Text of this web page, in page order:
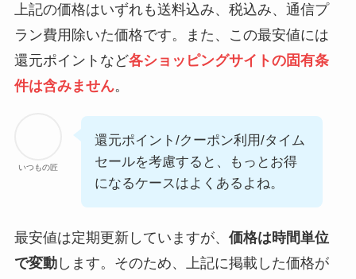
上記の価格はいずれも送料込み、税込み、通信プ
ラン費用除いた価格です。また、この最安値には
還元ポイントなど各ショッピングサイトの固有条
件は含みません。
いつもの匠
還元ポイント/クーポン利用/タイム
セールを考慮すると、もっとお得
になるケースはよくあるよね。
最安値は定期更新していますが、 価格は時間単位
で変動します。そのため、上記に掲載した価格が